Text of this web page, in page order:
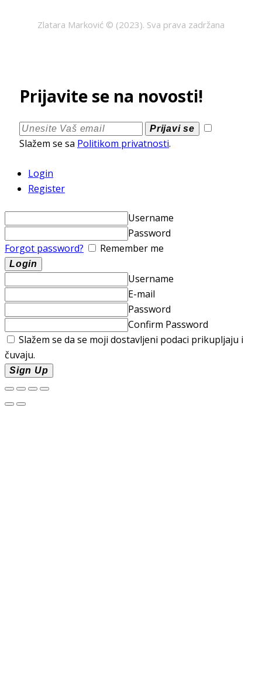
Zlatara Marković © (2023). Sva prava zadržana
Prijavite se na novosti!
Prijavi se
Slažem se sa Politikom privatnosti.
Login
Register
Username
Password
Forgot password?
Remember me
Username
E-mail
Password
Confirm Password
Slažem se da se moji dostavljeni podaci prikupljaju i
čuvaju.